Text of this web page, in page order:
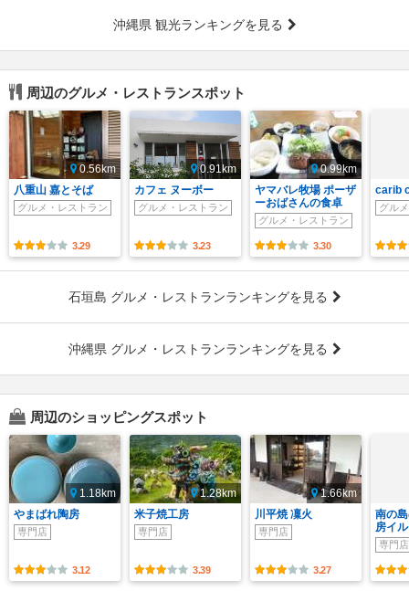
沖縄県 観光ランキングを見る
周辺のグルメ・レストランスポット
0.56km
八重山 嘉とそば
グルメ・レストラン
3.29
0.91km
カフェ ヌーボー
グルメ・レストラン
3.23
0.99km
ヤマバレ牧場 ポーザ
ーおばさんの食卓
グルメ・レストラン
3.30
carib
グル
石垣島 グルメ・レストランランキングを見る
沖縄県 グルメ・レストランランキングを見る
周辺のショッピングスポット
1.18km
やまばれ陶房
専門店
3.12
1.28km
米子焼工房
専門店
3.39
1.66km
川平焼 凜火
専門店
3.27
南の
房イ
専門店